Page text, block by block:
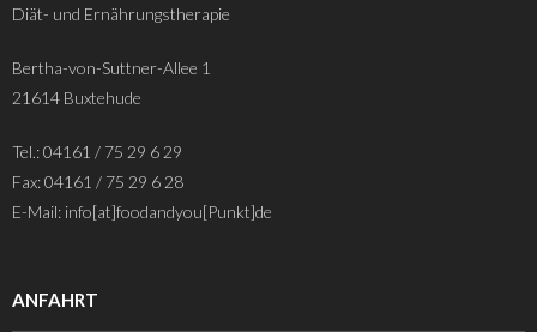
Diät- und Ernährungstherapie
Bertha-von-Suttner-Allee 1
21614 Buxtehude
Tel.: 04161 / 75 29 6 29
Fax: 04161 / 75 29 6 28
E-Mail: info[at]foodandyou[Punkt]de
ANFAHRT